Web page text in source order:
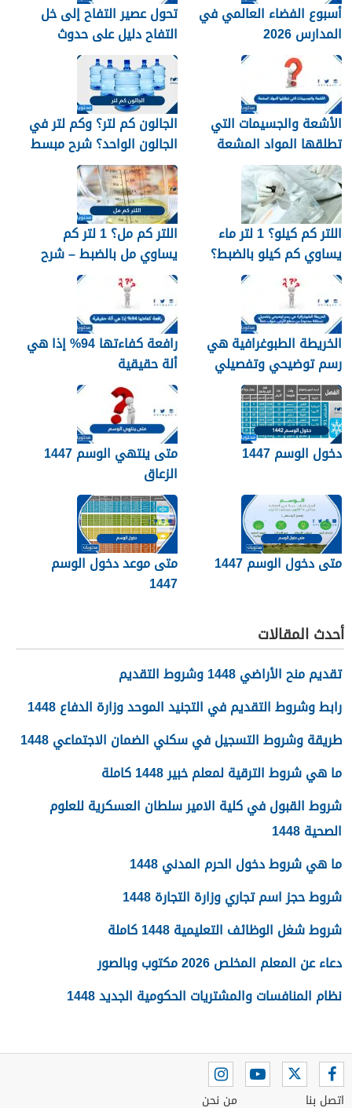
أسبوع الفضاء العالمي في
المدارس 2026
تحول عصير التفاح إلى خل
التفاح دليل على حدوث
تفاعل كيميائي.
الأشعة والجسيمات التي
تطلقها المواد المشعة
الجالون كم لتر؟ وكم لتر في
الجالون الواحد؟ شرح مبسط
اللتر كم كيلو؟ 1 لتر ماء
يساوي كم كيلو بالضبط؟
اللتر كم مل؟ 1 لتر كم
يساوي مل بالضبط – شرح
مبسّط وواضح
الخريطة الطبوغرافية هي
رسم توضيحي وتفصيلي
لمنطقة محدودة من سطح
الأرض. صواب خطأ
رافعة كفاءتها 94% إذا هي
ألة حقيقية
دخول الوسم 1447
متى ينتهي الوسم 1447
الزعاق
متى دخول الوسم 1447
متى موعد دخول الوسم
1447
أحدث المقالات
تقديم منح الأراضي 1448 وشروط التقديم
رابط وشروط التقديم في التجنيد الموحد وزارة الدفاع 1448
طريقة وشروط التسجيل في سكني الضمان الاجتماعي 1448
ما هي شروط الترقية لمعلم خبير 1448 كاملة
شروط القبول في كلية الامير سلطان العسكرية للعلوم
الصحية 1448
ما هي شروط دخول الحرم المدني 1448
شروط حجز اسم تجاري وزارة التجارة 1448
شروط شغل الوظائف التعليمية 1448 كاملة
دعاء عن المعلم المخلص 2026 مكتوب وبالصور
نظام المنافسات والمشتريات الحكومية الجديد 1448
اتصل بنا من نحن